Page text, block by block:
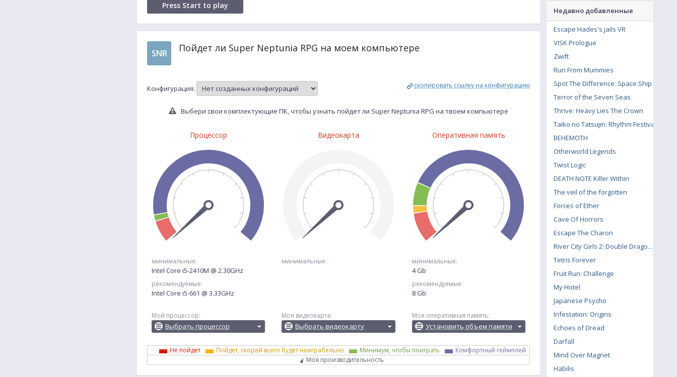
Press Start to play
SNR Пойдет ли Super Neptunia RPG на моем компьютере
Конфигурация: скопировать ссылку на конфигурацию
Выбери свои комплектующие ПК, чтобы узнать пойдет ли Super Neptunia RPG на твоем компьютере
Процессор
минимальные:
Intel Core i5-2410M @ 2.30GHz
рекомендуемые:
Intel Core i5-661 @ 3.33GHz
Мой процессор:
Выбрать процессор
Видеокарта
минимальные:
Моя видеокарта:
Выбрать видеокарту
Оперативная память
минимальные:
4 Gb
рекомендуемые:
8 Gb
Моя оперативная память:
Установить объем памяти
Не пойдет Пойдет, скорей всего будет неиграбельно Минимум, чтобы поиграть
Комфортный геймплей
Моя производительность
Недавно добавленные
Escape Hades's jails VR
VISK Prologue
Zwift
Run From Mummies
Spot The Difference: Space Ship
Terror of the Seven Seas
Thrive: Heavy Lies The Crown
Taiko no Tatsujin: Rhythm Festival
BEHEMOTH
Otherworld Legends
Twist Logic
DEATH NOTE Killer Within
The veil of the forgotten
Forces of Ether
Cave Of Horrors
Escape The Charon
River City Girls 2: Double Dragon DLC
Tetris Forever
Fruit Run: Challenge
My Hotel
Japanese Psycho
Infestation: Origins
Echoes of Dread
Darfall
Mind Over Magnet
Habilis